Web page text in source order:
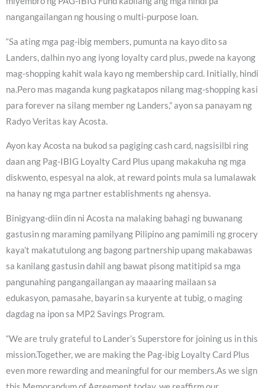
nangangailangan ng housing o multi-purpose loan.
“Sa ating mga pag-ibig members, pumunta na kayo dito sa
Landers, dalhin nyo ang iyong loyalty card plus, pwede na kayong
mag-shopping kahit wala kayo ng membership card. Initially, hindi
na.Pero mas maganda kung pagkatapos nilang mag-shopping kasi
para forever na silang member ng Landers,” ayon sa panayam ng
Radyo Veritas kay Acosta.
Ayon kay Acosta na bukod sa pagiging cash card, nagsisilbi ring
daan ang Pag-IBIG Loyalty Card Plus upang makakuha ng mga
diskwento, espesyal na alok, at reward points mula sa lumalawak
na hanay ng mga partner establishments ng ahensya.
Binigyang-diin din ni Acosta na malaking bahagi ng buwanang
gastusin ng maraming pamilyang Pilipino ang pamimili ng grocery
kaya’t makatutulong ang bagong partnership upang makabawas
sa kanilang gastusin dahil ang bawat pisong matitipid sa mga
pangunahing pangangailangan ay maaaring mailaan sa
edukasyon, pamasahe, bayarin sa kuryente at tubig, o maging
dagdag na ipon sa MP2 Savings Program.
“We are truly grateful to Lander’s Superstore for joining us in this
mission.Together, we are making the Pag-ibig Loyalty Card Plus
even more rewarding and meaningful for our members.As we sign